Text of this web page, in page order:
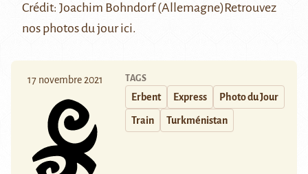
Crédit: Joachim Bohndorf (Allemagne)Retrouvez
nos photos du jourici.
17 novembre 2021 TAGS
Erbent Express Photo du Jour
Train Turkménistan